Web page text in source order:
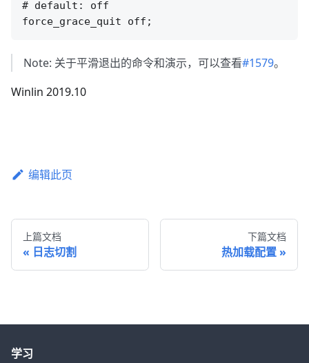
# default: off
Note: 关于平滑退出的命令和演示，可以查看#1579。
Winlin 2019.10
编辑此页
上篇文档
日志切割
下篇文档
热加载配置
学习